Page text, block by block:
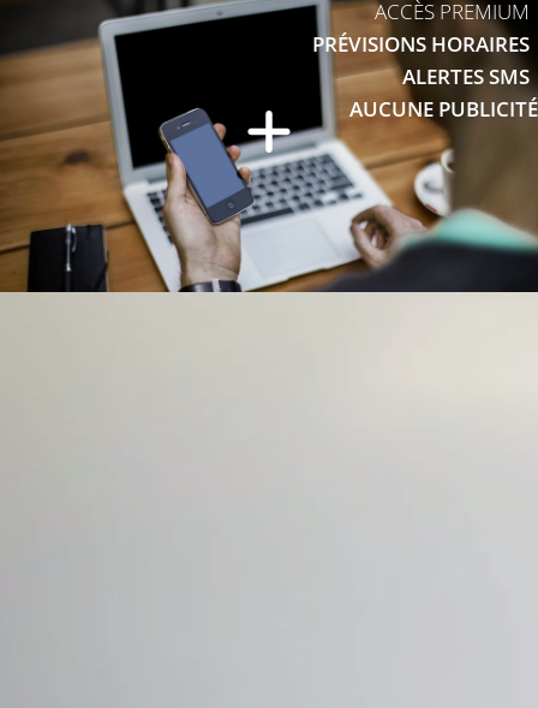
ACCÈS PREMIUM
PRÉVISIONS HORAIRES
ALERTES SMS
AUCUNE PUBLICITÉ